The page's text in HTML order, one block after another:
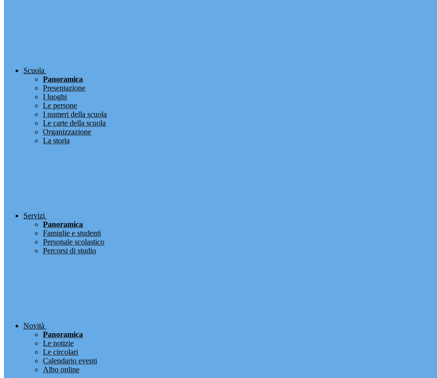
Scuola
Panoramica
Presentazione
I luoghi
Le persone
I numeri della scuola
Le carte della scuola
Organizzazione
La storia
Servizi
Panoramica
Famiglie e studenti
Personale scolastico
Percorsi di studio
Novità
Panoramica
Le notizie
Le circolari
Calendario eventi
Albo online